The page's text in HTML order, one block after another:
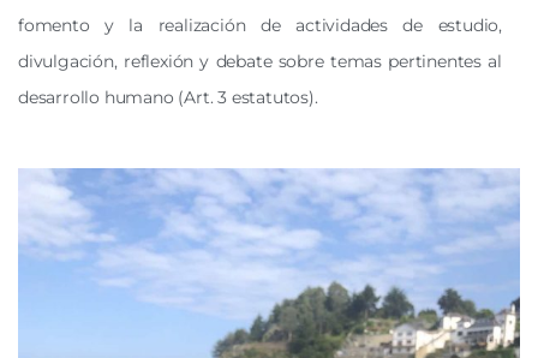
fomento y la realización de actividades de estudio,
divulgación, reflexión y debate sobre temas pertinentes al
desarrollo humano (Art. 3 estatutos).